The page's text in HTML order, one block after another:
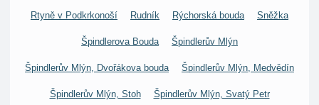
Rtyně v Podkrkonoší Rudník Rýchorská bouda Sněžka
Špindlerova Bouda Špindlerův Mlýn
Špindlerův Mlýn, Dvořákova bouda Špindlerův Mlýn, Medvědín
Špindlerův Mlýn, Stoh Špindlerův Mlýn, Svatý Petr